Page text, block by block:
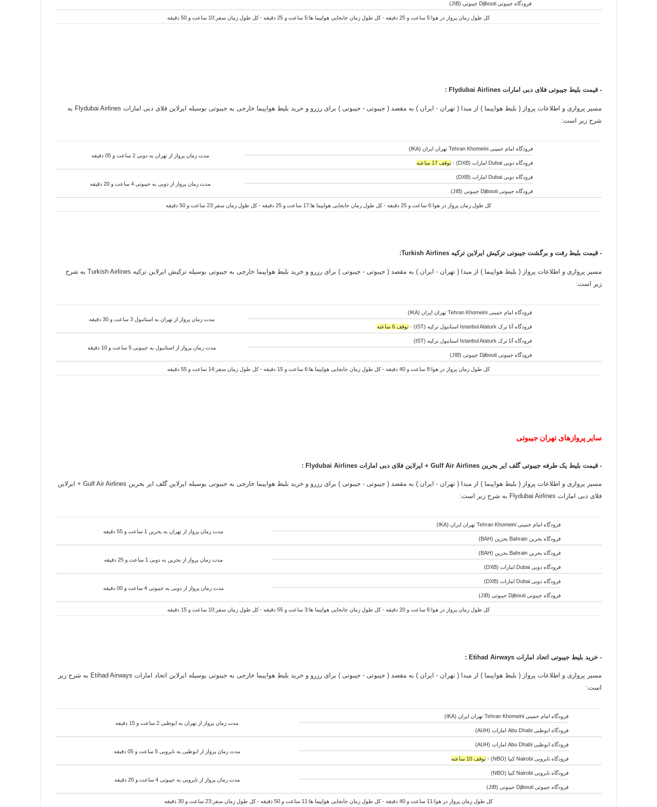
فرودگاه جیبوتیDjibouti جیبوتی ( JIB)
کل طول زمان پرواز در هوا:5 ساعت و 25 دقیقه - کل طول زمان جابجایی هواپیما ها:5 ساعت و 25 دقیقه - کل طول زمان سفر:10 ساعت و 50 دقیقه
- قیمت بلیط جیبوتی فلای دبی امارات Flydubai Airlines :
مسیر پروازی و اطلاعات پرواز ( بلیط هواپیما ) از مبدا ( تهران - ایران ) به مقصد ( جیبوتی - جیبوتی ) برای رزرو و خرید بلیط هواپیما خارجی به جیبوتی بوسیله
ایرلاین فلای دبی امارات Flydubai Airlines به
شرح زیر است:
فرودگاه امام خمینی Tehran Khomeini تهران ایران (IKA)
مدت زمان پرواز از تهران به دوبی 2 ساعت و 05 دقیقه
فرودگاه دوبی Dubai امارات (DXB) -
توقف 17 ساعته
فرودگاه دوبی Dubai امارات (DXB)
مدت زمان پرواز از دوبی به جیبوتی 4 ساعت و 20 دقیقه
فرودگاه جیبوتیDjibouti جیبوتی ( JIB)
کل طول زمان پرواز در هوا:6 ساعت و 25 دقیقه - کل طول زمان جابجایی هواپیما ها:17 ساعت و 25 دقیقه - کل طول زمان سفر:23 ساعت و 50 دقیقه
- قیمت بلیط رفت و برگشت جیبوتی ترکیش ایرلاین ترکیهTurkish Airlines
:
مسیر پروازی و اطلاعات پرواز ( بلیط هواپیما ) از مبدا ( تهران - ایران ) به مقصد (
جیبوتی - جیبوتی ) برای رزرو و خرید بلیط هواپیما خارجی به جیبوتی بوسیله ترکیش ایرلاین ترکیه Turkish Airlines به شرح
زیر است:
فرودگاه امام خمینی Tehran Khomeini تهران ایران (IKA)
مدت زمان پرواز از تهران به استانبول 3 ساعت و 30 دقیقه
فرودگاه آتا ترک Istanbul Ataturk استانبول ترکیه (IST) -
توقف 6 ساعته
فرودگاه آتا ترک Istanbul Ataturk استانبول ترکیه (IST)
مدت زمان پرواز از استانبول به جیبوتی 5 ساعت و 10 دقیقه
فرودگاه جیبوتی Djibouti جیبوتی (JIB)
کل طول زمان پرواز در هوا:8 ساعت و 40 دقیقه - کل طول زمان جابجایی هواپیما ها:6 ساعت و 15 دقیقه - کل طول زمان سفر:14 ساعت و 55 دقیقه
سایر پروازهای تهران جیبوتی
-قیمت بلیط یک طرفه جیبوتی گلف ایر بحرین Gulf Air Airlines + ایرلاین فلای دبی امارات Flydubai Airlines :
مسیر پروازی و اطلاعات پرواز ( بلیط هواپیما ) از مبدا ( تهران - ایران ) به مقصد ( جیبوتی - جیبوتی ) برای رزرو و خرید بلیط هواپیما خارجی به جیبوتی بوسیله ایرلاین گلف ایر بحرین Gulf Air Airlines +
ایرلاین
فلای دبی امارات Flydubai Airlines به شرح زیر است:
فرودگاه امام خمینی Tehran Khomeini تهران ایران (IKA)
مدت زمان پرواز از تهران به بحرین 1 ساعت و 55 دقیقه
فرودگاه بحرین Bahrain بحرین (BAH)
فرودگاه بحرین Bahrain بحرین (BAH)
مدت زمان پرواز از بحرین به دوبی 1 ساعت و 25 دقیقه
فرودگاه دوبی Dubai امارات (DXB)
فرودگاه دوبی Dubai امارات (DXB)
مدت زمان پرواز از دوبی به جیبوتی 4 ساعت و 00 دقیقه
فرودگاه جیبوتی Djibouti جیبوتی (JIB)
کل طول زمان پرواز در هوا:6 ساعت و 20 دقیقه - کل طول زمان جابجایی هواپیما ها:3 ساعت و 55 دقیقه - کل طول زمان سفر:10 ساعت و 15 دقیقه
- خرید بلیط جیبوتی اتحاد اماراتEtihad Airways
:
مسیر پروازی و اطلاعات پرواز ( بلیط هواپیما ) از مبدا ( تهران - ایران ) به مقصد ( جیبوتی - جیبوتی ) برای رزرو و خرید بلیط هواپیما خارجی به جیبوتی بوسیله ایرلاین اتحاد امارات Etihad Airways به شرح زیر
است:
فرودگاه امام خمینی Tehran Khomeini تهران ایران (IKA)
مدت زمان پرواز از تهران به ابوظبی 2 ساعت و 15 دقیقه
فرودگاه ابوظبی Abu Dhabi امارات (AUH)
فرودگاه ابوظبی Abu Dhabi امارات (AUH)
مدت زمان پرواز از ابوظبی به نایروبی5 ساعت و 05 دقیقه
فرودگاه نایروبی Nairobi کنیا (NBO) -
توقف 10 ساعته
فرودگاه نایروبی Nairobi کنیا (NBO)
مدت زمان پرواز از نایروبی به جیبوتی 4 ساعت و 20 دقیقه
فرودگاه جیبوتی Djibouti جیبوتی (JIB)
کل طول زمان پرواز در هوا:11 ساعت و 40 دقیقه - کل طول زمان جابجایی هواپیما ها:11 ساعت و 50 دقیقه - کل طول زمان سفر:23 ساعت و 30 دقیقه